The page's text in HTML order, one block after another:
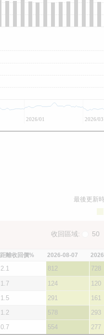
2026/01 2026/03
最後更新
收回區域: 50
距離收回價% 2026-08-07
2.1 812 728
1.7 124 120
1.5 291 161
1.2 578 293
0.7 554 277